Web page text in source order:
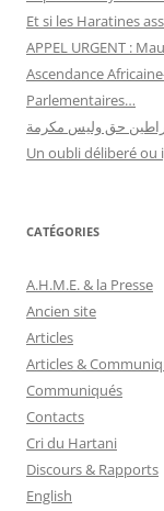
Et si les Haratines
APPEL URGENT :
Ascendance
Parlementaires…
حق وليس مكرمة
Un oubli déliberé ou
CATÉGORIES
A.H.M.E. & la Presse
Ancien site
Articles
Articles &
Communiqués
Contacts
Cri du Hartani
Discours & Rapports
English